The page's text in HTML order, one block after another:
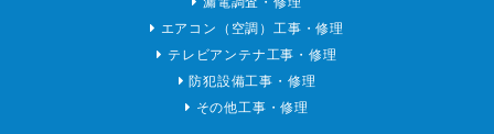
エアコン（空調）工事・修理
テレビアンテナ工事・修理
防犯設備工事・修理
その他工事・修理